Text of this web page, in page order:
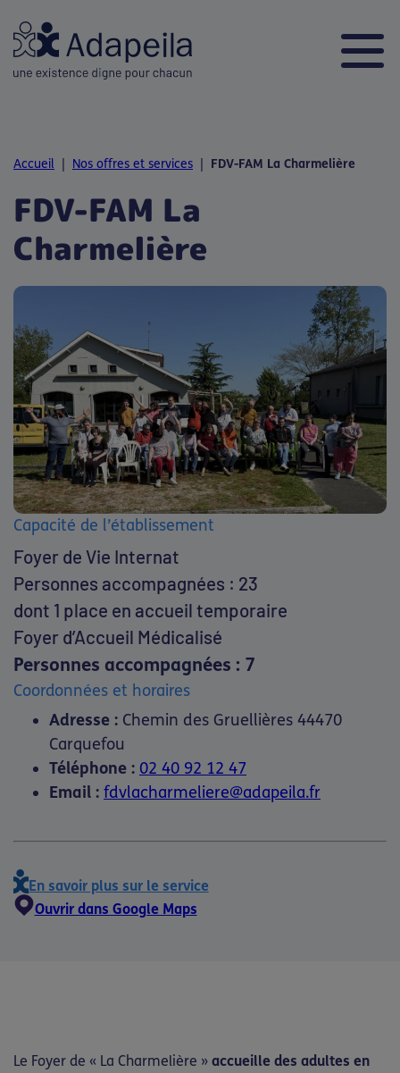
Accueil Nos offres et services FDV-FAM La Charmelière
FDV-FAM La
Charmelière
Capacité de l’établissement
Foyer de Vie Internat
Personnes accompagnées : 23
dont 1 place en accueil temporaire
Foyer d’Accueil Médicalisé
Personnes accompagnées : 7
Coordonnées et horaires
Adresse : Chemin des Gruellières 44470
Carquefou
Téléphone : 02 40 92 12 47
Email : fdvlacharmeliere@adapeila.fr
En savoir plus sur le service
Ouvrir dans Google Maps
Le Foyer de « La Charmelière » accueille des adultes en